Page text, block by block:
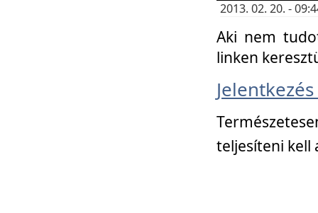
2013. 02. 20. -
Aki nem
linken
Jelentkezés
teljesíteni kell